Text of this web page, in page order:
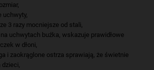
uchwyty,
3 razy mocniejsze od stali,
uchwytach buźka, wskazuje prawidłowe
w dłoni,
i zaokrąglone ostrza sprawiają, że świetnie